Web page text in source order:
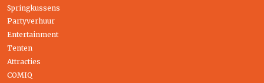
Springkussens
Partyverhuur
Entertainment
Tenten
Attracties
COMIQ